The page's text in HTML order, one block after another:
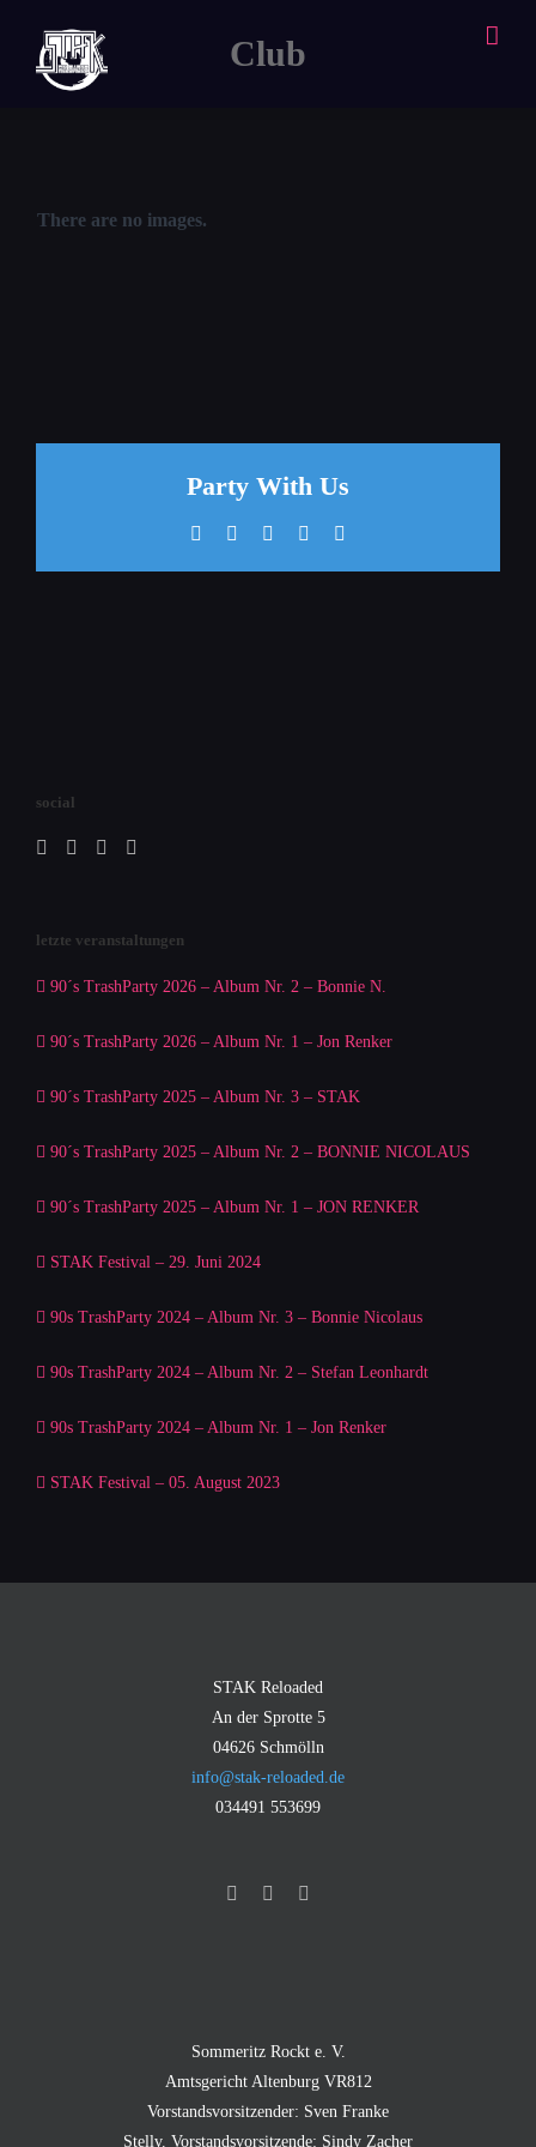
springen
Club
There are no images.
Party With Us
Facebook WhatsApp
Pinterest
social
letzte veranstaltungen
90´s TrashParty 2026 – Album Nr. 2 – Bonnie N.
90´s TrashParty 2026 – Album Nr. 1 – Jon Renker
90´s TrashParty 2025 – Album Nr. 3 – STAK
90´s TrashParty 2025 – Album Nr. 2 – BONNIE NICOLAUS
90´s TrashParty 2025 – Album Nr. 1 – JON RENKER
STAK Festival – 29. Juni 2024
90s TrashParty 2024 – Album Nr. 3 – Bonnie Nicolaus
90s TrashParty 2024 – Album Nr. 2 – Stefan Leonhardt
90s TrashParty 2024 – Album Nr. 1 – Jon Renker
STAK Festival – 05. August 2023
STAK Reloaded
An der Sprotte 5
04626 Schmölln
info@stak-reloaded.de
034491 553699
Sommeritz Rockt e. V.
Amtsgericht Altenburg VR812
Vorstandsvorsitzender: Sven Franke
Stellv. Vorstandsvorsitzende: Sindy Zacher